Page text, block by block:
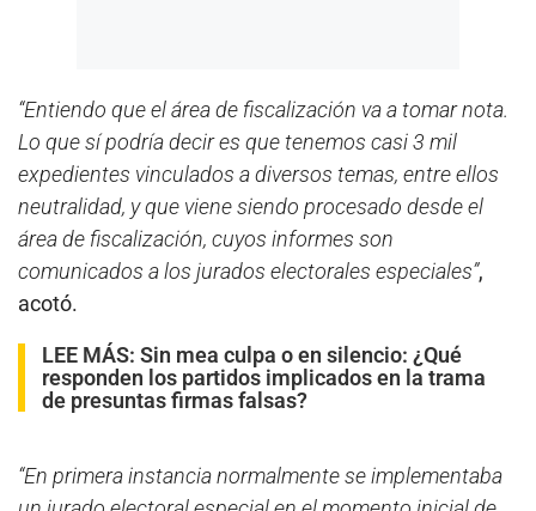
“Entiendo que el área de fiscalización va a tomar nota.
Lo que sí podría decir es que tenemos casi 3 mil
expedientes vinculados a diversos temas, entre ellos
neutralidad, y que viene siendo procesado desde el
área de fiscalización, cuyos informes son
comunicados a los jurados electorales especiales”,
acotó.
LEE MÁS: Sin mea culpa o en silencio: ¿Qué
responden los partidos implicados en la trama
de presuntas firmas falsas?
“En primera instancia normalmente se implementaba